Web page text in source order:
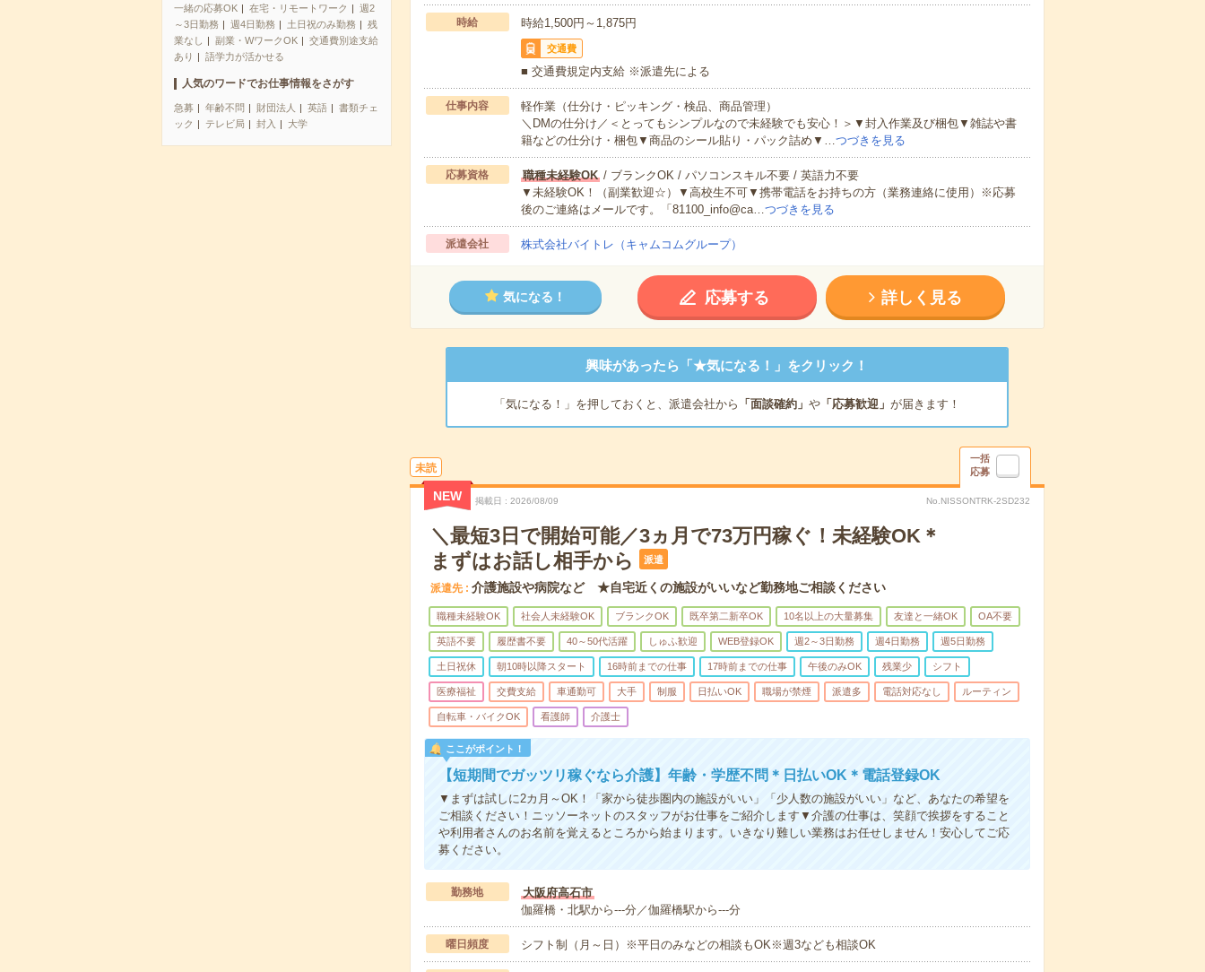
一緒の応募OK
在宅・リモートワーク
週2
～3日勤務
週4日勤務 土日祝のみ勤務
残
業なし
副業・WワークOK
交通費別途支給
あり
語学力が活かせる
人気のワードでお仕事情報をさがす
急募 年齢不問 財団法人 英語
書類チェ
ック
テレビ局 封入 大学
時給 時給1,500円～1,875円
交通費
■ 交通費規定内支給 ※派遣先による
仕事内容
軽作業（仕分け・ピッキング・検品、商品管理）
＼DMの仕分け／＜とってもシンプルなので未経験でも安心！＞▼封入作業及び梱包▼雑誌や書
籍などの仕分け・梱包▼商品のシール貼り・パック詰め▼…つづきを見る
応募資格 職種未経験OK/ ブランクOK / パソコンスキル不要 / 英語力不要
▼未経験OK！（副業歓迎☆）▼高校生不可▼携帯電話をお持ちの方（業務連絡に使用）※応募
後のご連絡はメールです。「81100_info@ca…つづきを見る
派遣会社 株式会社バイトレ（キャムコムグループ）
気になる！ 応募する 詳しく見る
興味があったら「★気になる！」をクリック！
「気になる！」を押しておくと、派遣会社から 「面談確約」 や「応募歓迎」 が届きます！
未読
一括
応募
NEW 掲載日 2026/08/09 No.NISSONTRK-2SD232
＼最短3日で開始可能／3ヵ月で73万円稼ぐ！未経験OK＊
まずはお話し相手から
派遣
派遣先 介護施設や病院など ★自宅近くの施設がいいなど勤務地ご相談ください
職種未経験OK 社会人未経験OK ブランクOK 既卒第二新卒OK 10名以上の大量募集 友達と一緒OK OA不要
英語不要 履歴書不要 40～50代活躍 しゅふ歓迎 WEB登録OK 週2～3日勤務 週4日勤務 週5日勤務
土日祝休 朝10時以降スタート 16時前までの仕事 17時前までの仕事 午後のみOK 残業少 シフト
医療福祉 交費支給 車通勤可 大手 制服 日払いOK 職場が禁煙 派遣多 電話対応なし ルーティン
自転車・バイクOK 看護師 介護士
ここがポイント！
【短期間でガッツリ稼ぐなら介護】年齢・学歴不問＊日払いOK＊電話登録OK
▼まずは試しに2カ月～OK！「家から徒歩圏内の施設がいい」「少人数の施設がいい」など、あなたの希望を
ご相談ください！ニッソーネットのスタッフがお仕事をご紹介します▼介護の仕事は、笑顔で挨拶をすること
や利用者さんのお名前を覚えるところから始まります。いきなり難しい業務はお任せしません！安心してご応
募ください。
勤務地
大阪府高石市
伽羅橋・北駅から---分／伽羅橋駅から---分
曜日頻度 シフト制（月～日）※平日のみなどの相談もOK※週3なども相談OK